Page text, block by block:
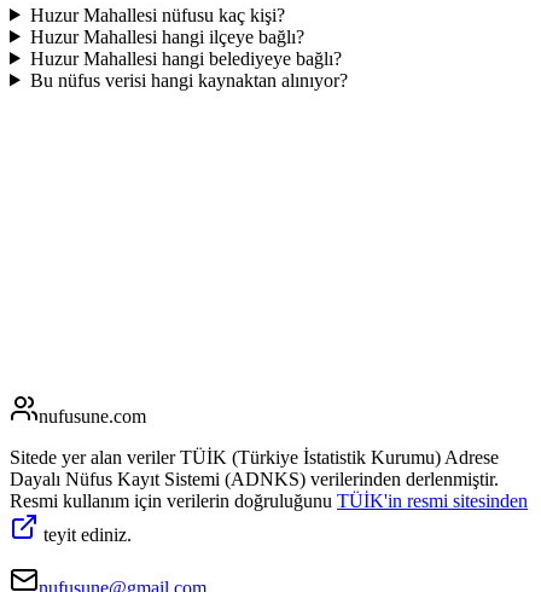
Huzur Mahallesi nüfusu kaç kişi?
Huzur Mahallesi hangi ilçeye bağlı?
Huzur Mahallesi hangi belediyeye bağlı?
Bu nüfus verisi hangi kaynaktan alınıyor?
nufusune.com
Sitede yer alan veriler TÜİK (Türkiye İstatistik Kurumu) Adrese
Dayalı Nüfus Kayıt Sistemi (ADNKS) verilerinden derlenmiştir.
Resmi kullanım için verilerin doğruluğunu TÜİK'in resmi sitesinden
teyit ediniz.
nufusune@gmail.com